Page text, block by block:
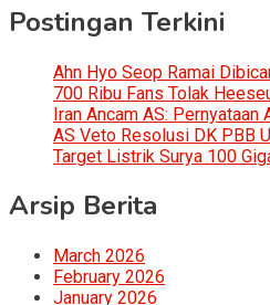
Postingan Terkini
Ahn Hyo Seop Ramai
700 Ribu Fans Tolak
Iran Ancam AS:
AS Veto Resolusi DK PBB
Target Listrik Surya 100
Arsip Berita
March 2026
February 2026
January 2026